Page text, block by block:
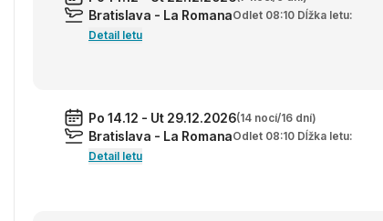
Bratislava - La RomanaOdlet 08:10 Dĺžka letu:
Detail letu
Po 14.12 - Ut 29.12.2026(14 nocí/16 dní)
Bratislava - La RomanaOdlet 08:10 Dĺžka letu:
Detail letu